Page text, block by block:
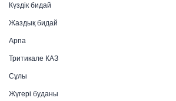
Күздік бидай
Жаздық бидай
Арпа
Тритикале КАЗ
Сұлы
Жүгері буданы